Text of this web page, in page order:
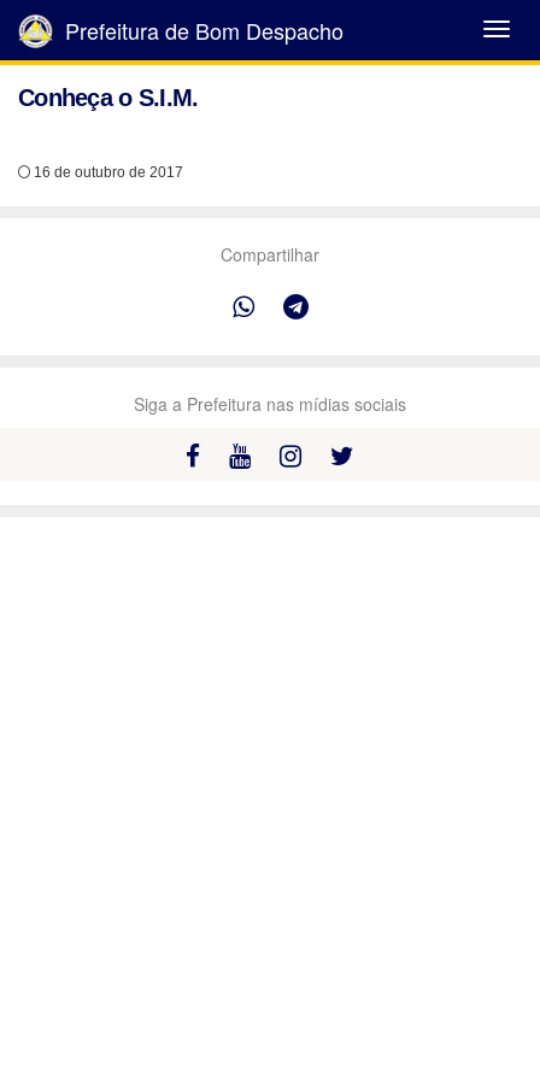
Abrir
Menu
Prefeitura de Bom Despacho
Conheça o S.I.M.
16 de outubro de 2017
Compartilhar
Siga a Prefeitura nas mídias sociais